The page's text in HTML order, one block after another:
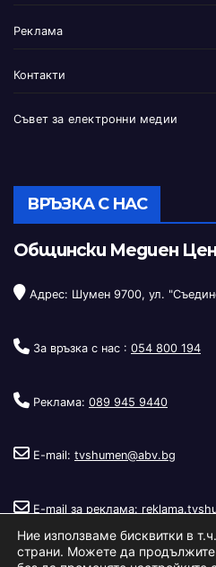
Реклама
Контакти
Съвет за електронни медии
ВРЪЗКА С НАС
Общински Медиен
Адрес: Шумен 9700, ул.
За връзка с нас : 054 800 194
Реклама: 089 945 9440
E-mail: tvshumen@abv.bg
E-mail за реклама:
Ние използваме бисквитки в
страни. Можете да продължите